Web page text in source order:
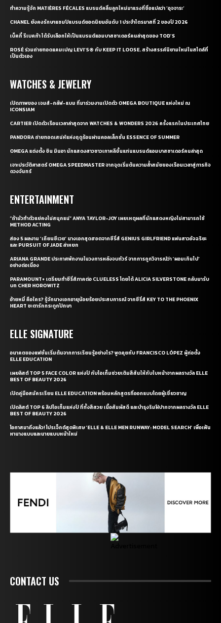
ทำความรู้จัก MATIÈRES FÉCALES แบรนด์คลื่นลูกใหม่มาแรงที่ชื่อแปลว่า ‘อุจจาระ’
CHANEL ยังคงรักษาแชมป์แบรนด์ยอดนิยมอันดับ 1 ประจำไตรมาสที่ 2 ของปี 2026
เบ็คกี้ รีเบคก้า ได้รับเลือกให้เป็นแบรนด์แอมบาสซาเดอร์คนล่าสุดของ TOD’S
ROSÉ ร่วมถ่ายทอดแคมเปญ LEVI’S® กับ KEEP IT LOOSE. สร้างสรรค์นิยามใหม่ในสไตล์ที่
เป็นตัวเอง
WATCHES & JEWELRY
เปิดภาพของ เจมส์-กลัฟ-แบม ที่มาร่วมงานเปิดตัว OMEGA BOUTIQUE แห่งใหม่ ณ
ICONSIAM
CARTIER เปิดตัวเรือนเวลาล่าสุดจาก WATCHES & WONDERS 2026 ครั้งแรกในประเทศไทย
PANDORA ถ่ายทอดเสน่ห์แห่งฤดูร้อนผ่านคอลเล็กชั่น ESSENCE OF SUMMER
OMEGA แต่งตั้ง ชิน มินอา นักแสดงสาวชาวเกาหลีขึ้นแท่นแบรนด์แอมบาสซาเดอร์คนล่าสุด
เจาะประวัติศาสตร์ OMEGA SPEEDMASTER จากจุดเริ่มต้นความล้ำสมัยของเรือนเวลาสู่ภารกิจ
ดวงจันทร์
ENTERTAINMENT
“ถ้ามัวทำตัวแย่คงไม่สนุกแน่” ANYA TAYLOR-JOY เผยเหตุผลที่นักแสดงหญิงไม่สามารถใช้
METHOD ACTING
ส่อง 5 ผลงาน ‘เถียนซีเวย’ นางเอกสุดฮอตจากซีรี่ส์ GENIUS GIRLFRIEND แฟนสาวอัจฉริยะ
และ PURSUIT OF JADE ล่าหยก
ARIANA GRANDE ประกาศพักงานในวงการหลังจบทัวร์ จากการถูกวิจารณ์ว่า ‘ผอมเกินไป’
อย่างต่อเนื่อง
PARAMOUNT+ เตรียมทำซีรี่ส์ภาคต่อ CLUELESS โดยได้ ALICIA SILVERSTONE กลับมารับ
บท CHER HOROWITZ
อ้ายหมี่ คือใคร? รู้จักนางเอกอายุน้อยร้อยประสบการณ์ จากซีรี่ส์ KEY TO THE PHOENIX
HEART ชะตารักกระดูกปักษา
ELLE SIGNATURE
อนาคตของแฟชั่นเริ่มต้นจากการเรียนรู้อย่างไร? พูดคุยกับ FRANCISCO LÓPEZ ผู้ก่อตั้ง
ELLE EDUCATION
เผยลิสต์ TOP 5 FACE COLOR แห่งปี กับไอเท็มช่วยเติมสีสันให้กับใบหน้าจากผลรางวัล ELLE
BEST OF BEAUTY 2026
เปิดคู่มือสมัครเรียน ELLE EDUCATION พร้อมหลักสูตรที่ออกแบบโดยผู้เชี่ยวชาญ
เปิดลิสต์ TOP 6 ลิปไอเท็มแห่งปี ที่ทั้งสีสวย เนื้อสัมผัสดี และบำรุงริมฝีปากจากผลรางวัล ELLE
BEST OF BEAUTY 2026
โอกาสมาถึงแล้ว! โปรเจ็กต์สุดพิเศษ ‘ELLE & ELLE MEN RUNWAY: MODEL SEARCH’ เพื่อเฟ้น
หานางแบบและนายแบบหน้าใหม่
CONTACT US